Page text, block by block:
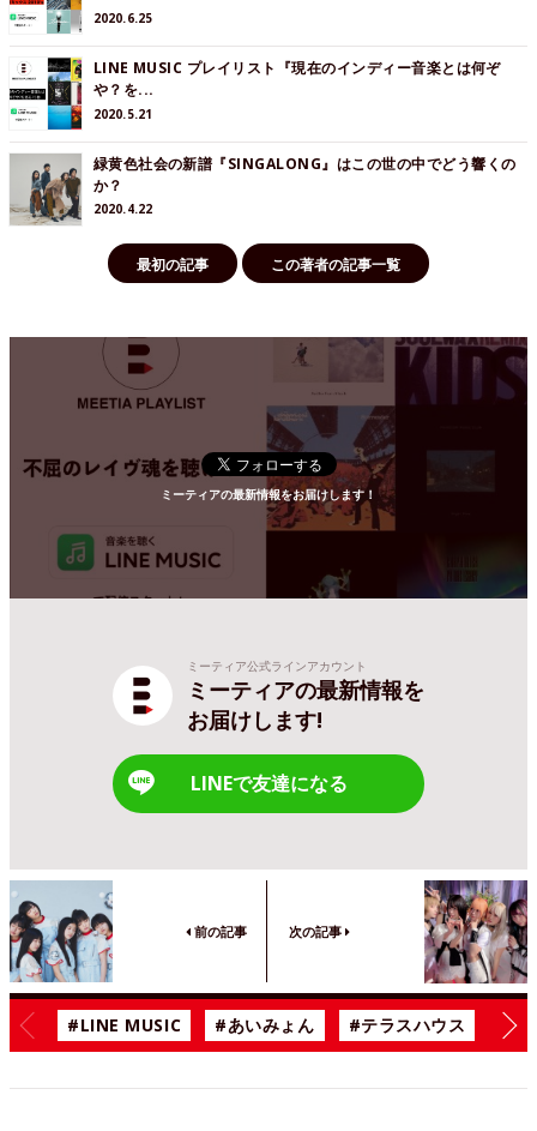
2020.6.25
LINE MUSIC プレイリスト『現在のインディー音楽とは何ぞ
や？を...
2020.5.21
緑黄色社会の新譜『SINGALONG』はこの世の中でどう響くの
か？
2020.4.22
最初の記事 この著者の記事一覧
ミーティアの最新情報をお届けします！
ミーティア公式ラインアカウント
ミーティアの最新情報を
お届けします!
LINEで友達になる
前の記事 次の記事
#LINE MUSIC #あいみょん #テラスハウス #漫